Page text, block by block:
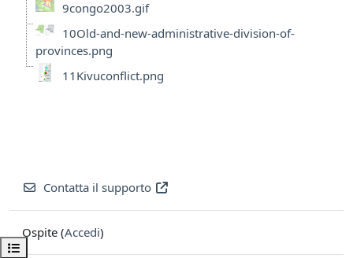
Apri indice del corso
9congo2003.gif
10Old-and-new-administrative-division-of-
provinces.png
11Kivuconflict.png
Contatta il supporto
Ospite (Accedi)